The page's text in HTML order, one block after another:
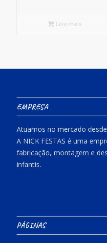
Leia mais
EMPRESA
Atuamos no mercado
A NICK FESTAS é uma
fabricação, montagem e
infantis.
PÁGINAS